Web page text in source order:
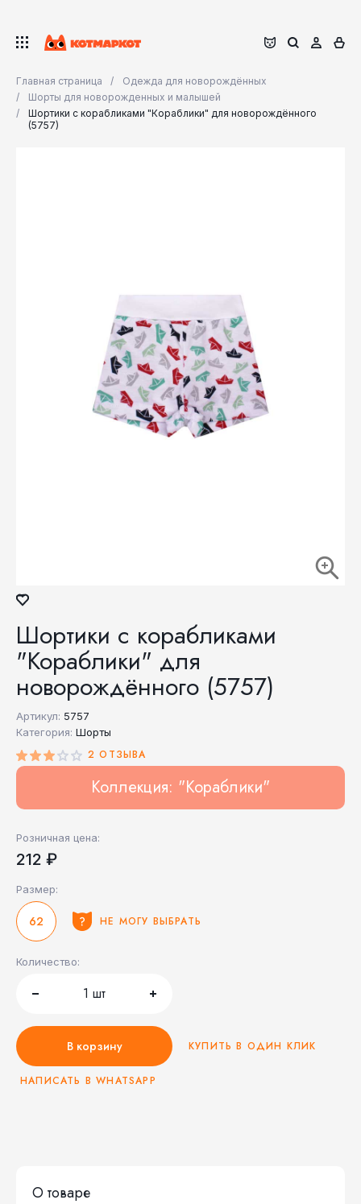
Главная страница
Одежда для новорождённых
Шорты для новорожденных и малышей
Шортики с корабликами "Кораблики" для новорождённого
(5757)
Шортики с корабликами
"Кораблики" для
новорождённого (5757)
Артикул: 5757
Категория: Шорты
2 ОТЗЫВА
Коллекция: "Кораблики"
Розничная цена:
212 ₽
Размер:
62 НЕ МОГУ ВЫБРАТЬ
Количество:
1 шт
В корзину КУПИТЬ В ОДИН КЛИК
НАПИСАТЬ В WHATSAPP
О товаре